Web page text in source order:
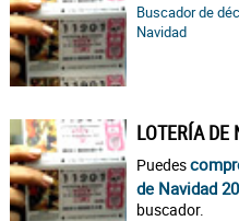
Buscador de
Navidad
LOTERÍA
Puedes
de Navidad
buscador.